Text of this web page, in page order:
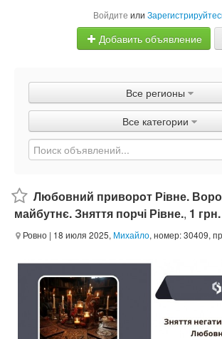
Войдите или
Добавить объявление
Объявления
Быстрая продажа
Все регионы
Все категории
Любовний приворoт Рівне.
майбутнє. Зняття порчі Рівне., 1 грн.
Ровно | 18 июля 2025, Михайло, номер: 30409,